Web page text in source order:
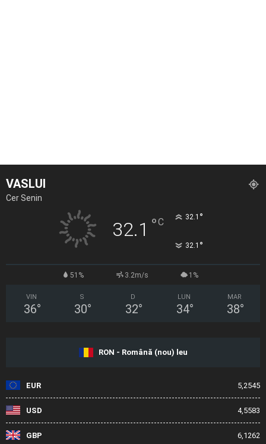
VASLUI
Cer Senin
32.1 °C 32.1 °
32.1 °
51% 3.2m/s 1%
VIN
36°
S
30°
D
32°
LUN
34°
MAR
38°
RON - Română (nou) leu
EUR 5,2545
USD 4,5583
GBP 6,1262